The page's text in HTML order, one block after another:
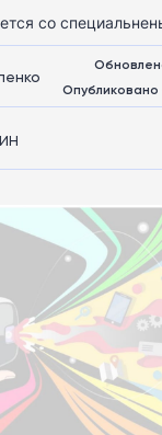
со
Опубликовано